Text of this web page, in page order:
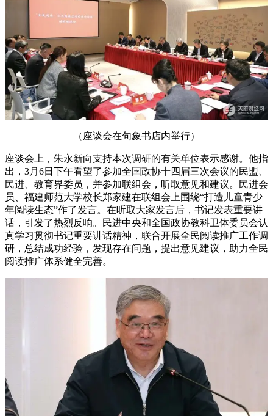
（座谈会在句象书店内举行）
座谈会上，朱永新向支持本次调研的有关单位表示感谢。他指
出，3月6日下午看望了参加全国政协十四届三次会议的民盟、
民进、教育界委员，并参加联组会，听取意见和建议。民进会
员、福建师范大学校长郑家建在联组会上围绕“打造儿童青少
年阅读生态”作了发言。在听取大家发言后，书记发表重要讲
话，引发了热烈反响。民进中央和全国政协教科卫体委员会认
真学习贯彻书记重要讲话精神，联合开展全民阅读推广工作调
研，总结成功经验，发现存在问题，提出意见建议，助力全民
阅读推广体系健全完善。